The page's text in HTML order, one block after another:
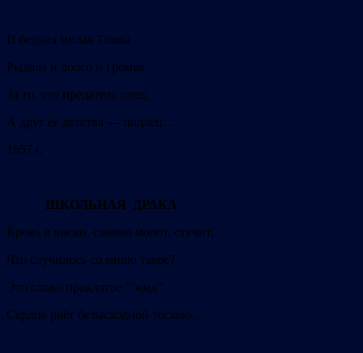
И бедная милая Томка
Рыдала и долго и громко
За то, что предатель отец,
А друг её детства — подлец…
1957 г.
ШКОЛЬНАЯ ДРАКА
Кровь в виски, словно молот, стучит,
Что случилось со мною такое?
Это слово проклятое ” жид”
Сердце рвёт безысходной тоскою…